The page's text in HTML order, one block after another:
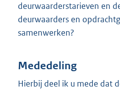
deurwaarderstarieven en
deurwaarders en
samenwerken?
Mededeling
Hierbij deel ik u mede dat